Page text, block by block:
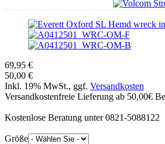
69,95 €
50,00 €
Inkl. 19% MwSt., ggf. Versandkosten
Versandkostenfreie Lieferung ab 50,00€
Kostenlose Beratung unter 0821-5088122
Größe